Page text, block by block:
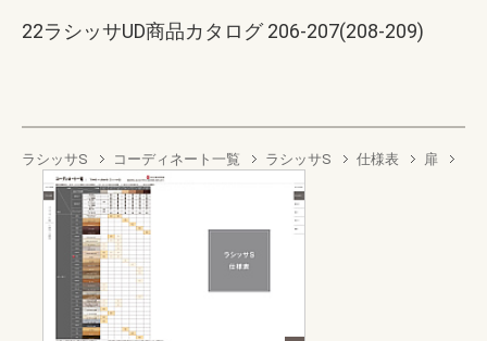
22ラシッサUD商品カタログ 206-207(208-209)
ラシッサS コーディネート一覧 ラシッサS 仕様表 扉